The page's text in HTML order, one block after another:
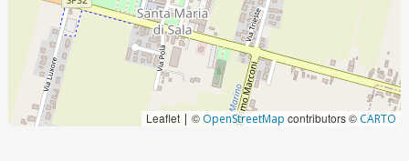
Leaflet | © OpenStreetMap contributors © CARTO